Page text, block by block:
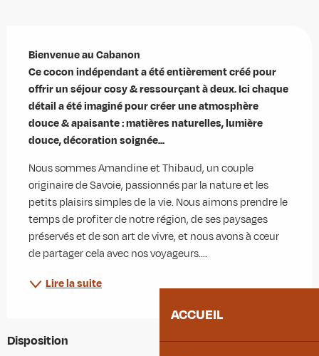
ACCUEIL
Bienvenue au Cabanon
Ce cocon indépendant a été entièrement créé pour
offrir un séjour cosy & ressourçant à deux. Ici chaque
détail a été imaginé pour créer une atmosphère
douce & apaisante : matières naturelles, lumière
douce, décoration soignée...
Nous sommes Amandine et Thibaud, un couple
originaire de Savoie, passionnés par la nature et les
petits plaisirs simples de la vie. Nous aimons prendre le
temps de profiter de notre région, de ses paysages
préservés et de son art de vivre, et nous avons à cœur
de partager cela avec nos voyageurs....
Lire la suite
Disposition